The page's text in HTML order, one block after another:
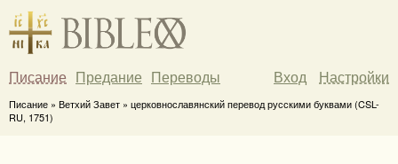
Писание Предание Переводы Вход Настройки
Писание » Ветхий Завет » церковнославянский перевод русскими буквами (CSL-
RU, 1751)